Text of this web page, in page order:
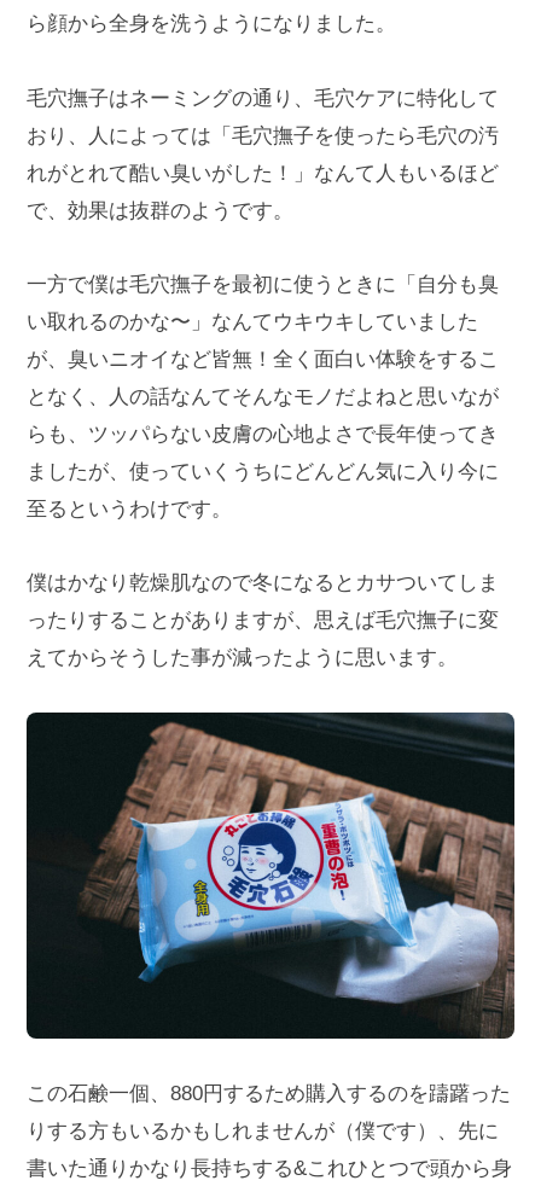
ら顔から全身を洗うようになりました。
毛穴撫子はネーミングの通り、毛穴ケアに特化して
おり、人によっては「毛穴撫子を使ったら毛穴の汚
れがとれて酷い臭いがした！」なんて人もいるほど
で、効果は抜群のようです。
一方で僕は毛穴撫子を最初に使うときに「自分も臭
い取れるのかな〜」なんてウキウキしていました
が、臭いニオイなど皆無！全く面白い体験をするこ
となく、人の話なんてそんなモノだよねと思いなが
らも、ツッパらない皮膚の心地よさで長年使ってき
ましたが、使っていくうちにどんどん気に入り今に
至るというわけです。
僕はかなり乾燥肌なので冬になるとカサついてしま
ったりすることがありますが、思えば毛穴撫子に変
えてからそうした事が減ったように思います。
この石鹸一個、880円するため購入するのを躊躇った
りする方もいるかもしれませんが（僕です）、先に
書いた通りかなり長持ちする&これひとつで頭から身